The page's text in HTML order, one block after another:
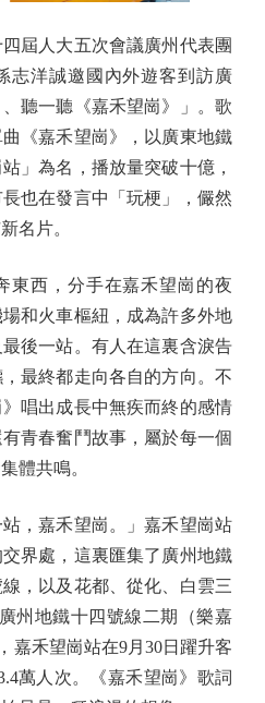
人大五次會議廣州代表團
志洋誠邀國內外遊客到訪廣
聽一聽《嘉禾望崗》」。歌
《嘉禾望崗》，以廣東地鐵
」為名，播放量突破十億，
也在發言中「玩梗」，儼然
名片。
西，分手在嘉禾望崗的夜
和火車樞紐，成為許多外地
後一站。有人在這裏含淚告
最終都走向各自的方向。不
唱出成長中無疾而終的感情
青春奮鬥故事，屬於每一個
體共鳴。
嘉禾望崗。」嘉禾望崗站
界處，這裏匯集了廣州地鐵
，以及花都、從化、白雲三
州地鐵十四號線二期（樂嘉
嘉禾望崗站在9月30日躍升客
萬人次。《嘉禾望崗》歌詞